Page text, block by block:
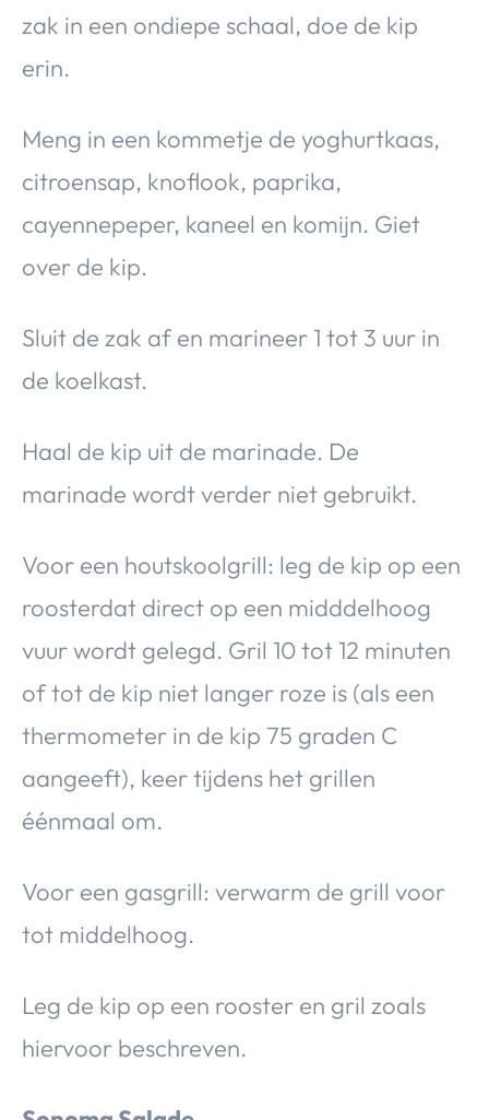
zak in een ondiepe schaal, doe de kip
erin.
Meng in een kommetje de yoghurtkaas,
citroensap, knoflook, paprika,
cayennepeper, kaneel en komijn. Giet
over de kip.
Sluit de zak af en marineer 1 tot 3 uur in
de koelkast.
Haal de kip uit de marinade. De
marinade wordt verder niet gebruikt.
Voor een houtskoolgrill: leg de kip op een
roosterdat direct op een midddelhoog
vuur wordt gelegd. Gril 10 tot 12 minuten
of tot de kip niet langer roze is (als een
thermometer in de kip 75 graden C
aangeeft), keer tijdens het grillen
éénmaal om.
Voor een gasgrill: verwarm de grill voor
tot middelhoog.
Leg de kip op een rooster en gril zoals
hiervoor beschreven.